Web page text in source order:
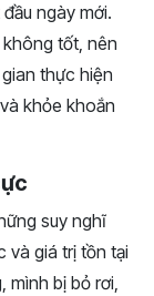
ngày mới.
tốt, nên
thực hiện
khỏe khoắn
suy nghĩ
và giá trị tồn tại
mình bị bỏ rơi,